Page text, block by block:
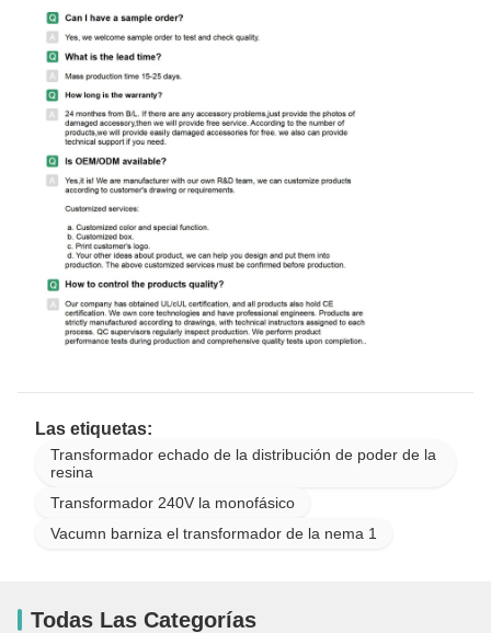
Las etiquetas:
Transformador echado de la distribución de poder de la
resina
Transformador 240V la monofásico
Vacumn barniza el transformador de la nema 1
Todas Las Categorías